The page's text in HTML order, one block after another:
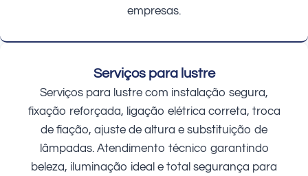
empresas.
Serviços para lustre
Serviços para lustre com instalação segura,
fixação reforçada, ligação elétrica correta, troca
de fiação, ajuste de altura e substituição de
lâmpadas. Atendimento técnico garantindo
beleza, iluminação ideal e total segurança para